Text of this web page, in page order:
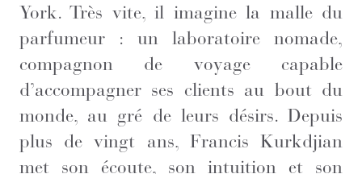
York. Très vite, il imagine la malle du
parfumeur : un laboratoire nomade,
compagnon de voyage capable
d’accompagner ses clients au bout du
monde, au gré de leurs désirs. Depuis
plus de vingt ans, Francis Kurkdjian
met son écoute, son intuition et son